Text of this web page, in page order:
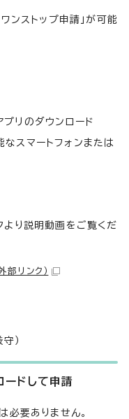
ンストップ申請」が可能
リのダウンロード
スマートフォンまたは
り説明動画をご覧くだ
外部リンク）
）
ドして申請
必要ありません。